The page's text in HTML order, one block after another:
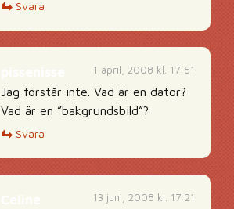
Svara
1 april, 2008 kl. 17:51
Jag förstår inte. Vad är en dator?
Vad är en ”bakgrundsbild”?
Svara
13 juni, 2008 kl. 17:21